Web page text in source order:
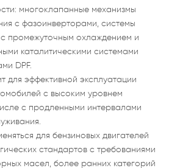
многоклапанные механизмы
с фазоинверторами, системы
с промежуточным охлаждением и
каталитическими системами
DPF.
для эффективной эксплуатации
с высоким уровнем
с продленными интервалами
для бензиновых двигателей
стандартов c требованиями
масел, более ранних категорий